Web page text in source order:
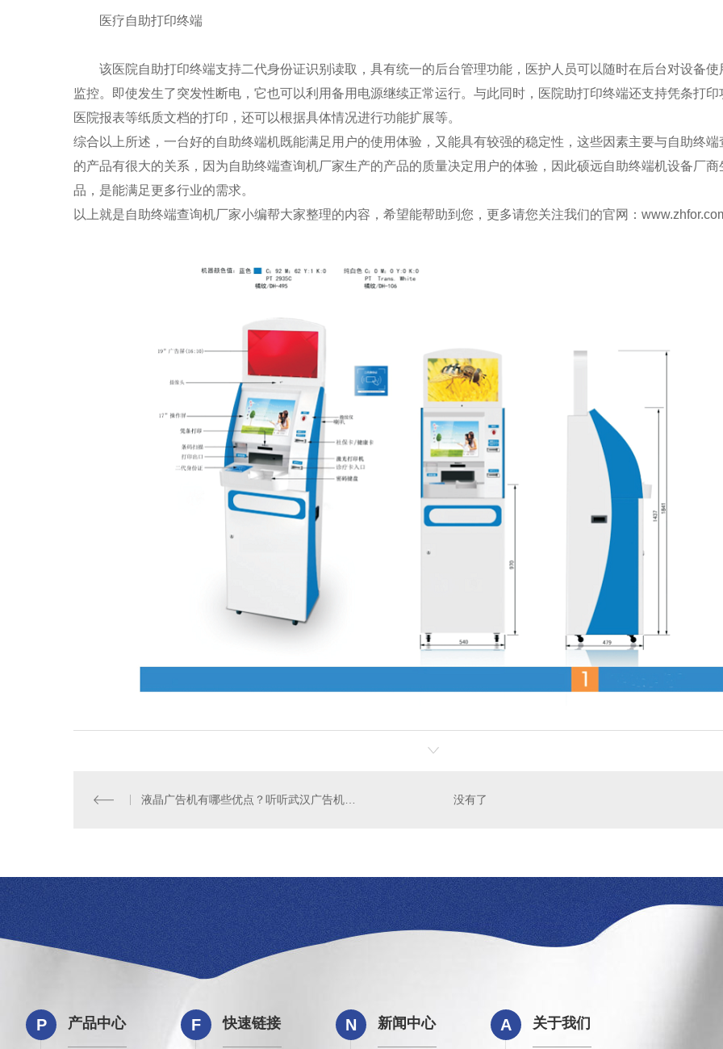
医疗自助打印终端
该医院自助打印终端支持二代身份证识别读取，具有统一的后台管理功能，医护人员可以随时在后台对设备使
监控。即使发生了突发性断电，它也可以利用备用电源继续正常运行。与此同时，医院助打印终端还支持凭条打印
医院报表等纸质文档的打印，还可以根据具体情况进行功能扩展等。
综合以上所述，一台好的自助终端机既能满足用户的使用体验，又能具有较强的稳定性，这些因素主要与自助终端
的产品有很大的关系，因为自助终端查询机厂家生产的产品的质量决定用户的体验，因此硕远自助终端机设备厂商
品，是能满足更多行业的需求。
以上就是自助终端查询机厂家小编帮大家整理的内容，希望能帮助到您，更多请您关注我们的官网：
液晶广告机有哪些优点？听听武汉广告机厂家怎么说？ 没有了
P 产品中心 F 快速链接 N 新闻中心 A 关于我们